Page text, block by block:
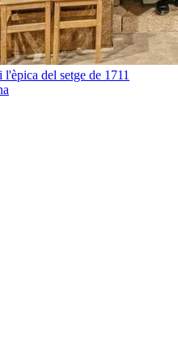
del setge de 1711